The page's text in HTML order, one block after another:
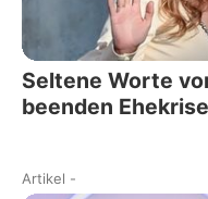
Seltene Worte
beenden
Artikel -